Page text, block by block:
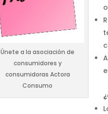
Únete a la asociación de
consumidores y
consumidoras Actora
Consumo